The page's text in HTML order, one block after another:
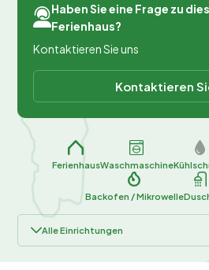
Haben Sie eine Frage zu
Ferienhaus?
Kontaktieren Sie uns
Kontaktieren
FerienhausWaschmaschine
Backofen / Mikrowelle
Alle Einrichtungen